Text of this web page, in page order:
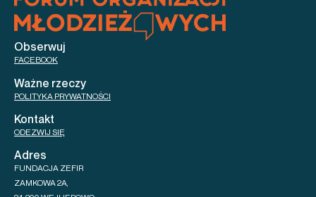
Obserwuj
FACEBOOK
Ważne rzeczy
POLITYKA PRYWATNOŚCI
Kontakt
ODEZWIJ SIĘ
Adres
FUNDACJA ZEFIR
ZAMKOWA 2A,